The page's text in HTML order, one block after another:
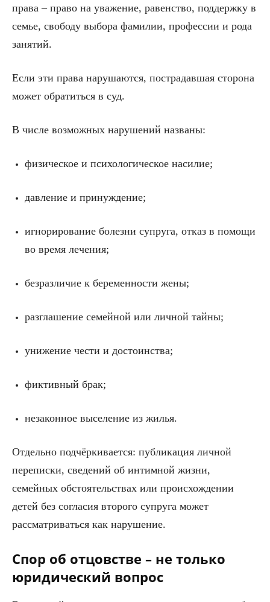
права – право на уважение, равенство, поддержку в
семье, свободу выбора фамилии, профессии и рода
занятий.
Если эти права нарушаются, пострадавшая сторона
может обратиться в суд.
В числе возможных нарушений названы:
физическое и психологическое насилие;
давление и принуждение;
игнорирование болезни супруга, отказ в помощи
во время лечения;
безразличие к беременности жены;
разглашение семейной или личной тайны;
унижение чести и достоинства;
фиктивный брак;
незаконное выселение из жилья.
Отдельно подчёркивается: публикация личной
переписки, сведений об интимной жизни,
семейных обстоятельствах или происхождении
детей без согласия второго супруга может
рассматриваться как нарушение.
Спор об отцовстве – не только
юридический вопрос